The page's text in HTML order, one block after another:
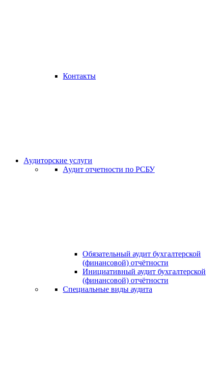
Контакты
Аудиторские услуги
Аудит отчетности по РСБУ
Обязательный аудит бухгалтерской
(финансовой) отчётности
Инициативный аудит бухгалтерской
(финансовой) отчётности
Специальные виды аудита